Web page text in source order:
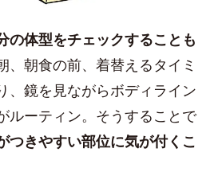
の体型をチェックすることも
、朝食の前、着替えるタイミ
、鏡を見ながらボディライン
ルーティン。そうすることで
つきやすい部位に気が付くこ